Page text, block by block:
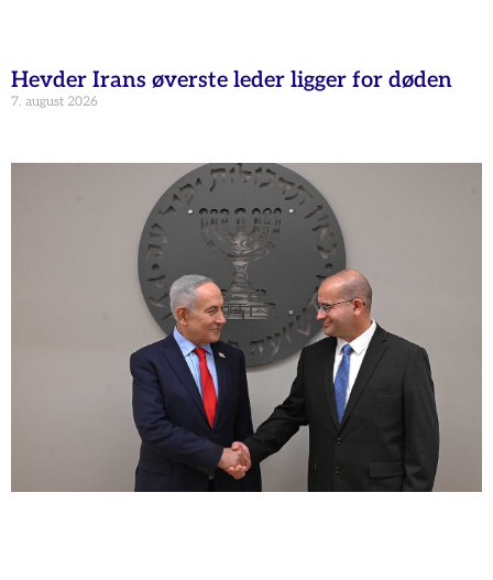
Hevder Irans øverste leder ligger for døden
7. august 2026